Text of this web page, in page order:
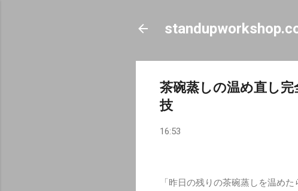
茶碗蒸しの温め直し
技
16:53
「昨日の残りの茶碗蒸しを温め